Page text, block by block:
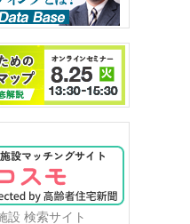
設 検索サイト